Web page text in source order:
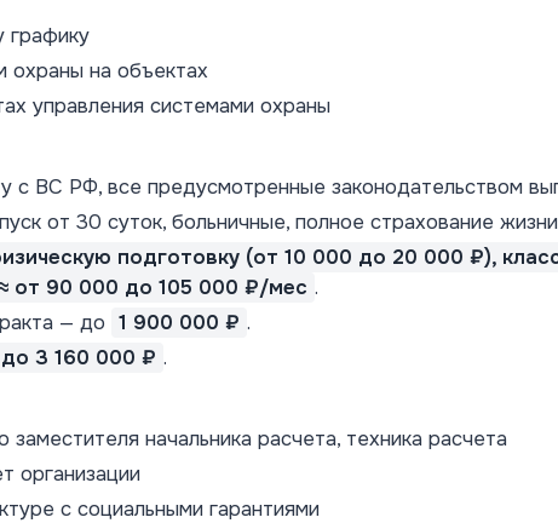
графику
охраны на объектах
управления системами охраны
с ВС РФ, все предусмотренные законодательством
от 30 суток, больничные, полное страхование
подготовку (от 10 000 до 20 000 ₽),
от 90 000 до 105 000 ₽/мес .
— до 1 900 000 ₽ .
3 160 000 ₽ .
начальника расчета, техника расчета
организации
с социальными гарантиями